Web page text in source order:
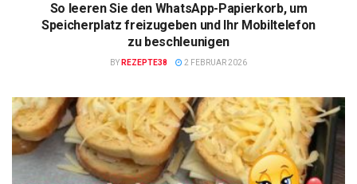
So leeren Sie den WhatsApp-Papierkorb, um
Speicherplatz freizugeben und Ihr Mobiltelefon
zu beschleunigen
BY REZEPTE38 2 FEBRUAR 2026